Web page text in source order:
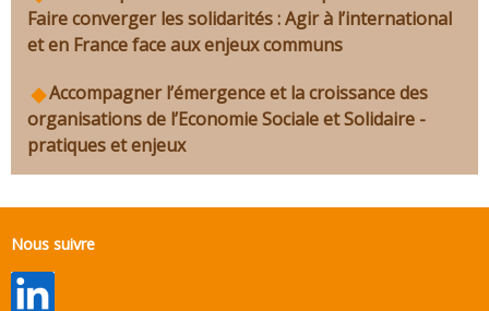
Faire converger les solidarités : Agir à l’international
et en France face aux enjeux communs
Accompagner l’émergence et la croissance des
organisations de l’Economie Sociale et Solidaire -
pratiques et enjeux
Nous suivre